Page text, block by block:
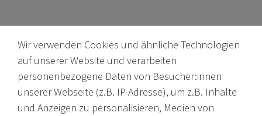
Internationale Weine, Brände, Feinkost & mehr. Entdecken Sie
unser Sortiment online oder in unserem Ladengeschäft. Wenn
Wir verwenden Cookies und ähnliche Technologien
auf unserer Website und verarbeiten
personenbezogene Daten von Besucher:innen
unserer Webseite (z.B. IP-Adresse), um z.B. Inhalte
und Anzeigen zu personalisieren, Medien von